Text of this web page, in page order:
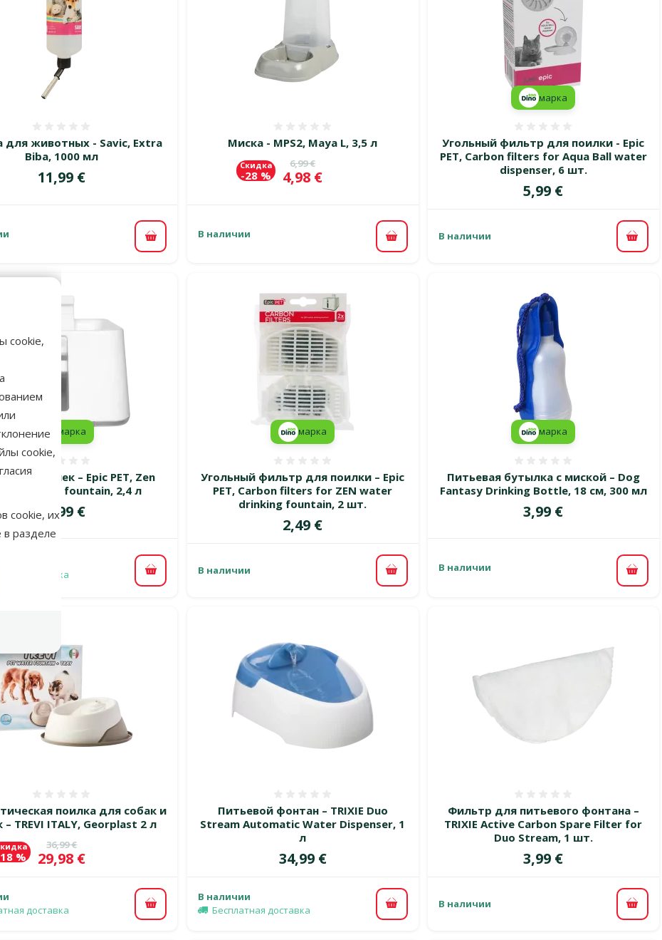
cookie,
cookie,
cookie, их
в разделе
для животных - Savic, Extra
Biba, 1000 мл
Цена
11,99 €
В корзину
Миска - MPS2, Maya L, 3,5 л
Исходная цена
6,99 €
Цена
4,98 €
Скидка
-28 %
В наличии
В корзину
Угольный фильтр для поилки - Epic
PET, Carbon filters for Aqua Ball water
dispenser, 6 шт.
Цена
5,99 €
марка
В наличии В
для кошек – Epic PET, Zen
drinking fountain, 2,4 л
Цена
44,99 €
марка
доставка
В корзину
Угольный фильтр для поилки – Epic
PET, Carbon filters for ZEN water
drinking fountain, 2 шт.
Цена
2,49 €
марка
В наличии В корзину
Питьевая бутылка с миской – Dog
Fantasy Drinking Bottle, 18 см, 300 мл
Цена
3,99 €
марка
В наличии
В
поилка для собак и
TREVI ITALY, Georplast 2 л
Исходная цена
36,99 €
Цена
29,98 €
%
доставка
В корзину
Питьевой фонтан – TRIXIE Duo
Stream Automatic Water Dispenser, 1
л
Цена
34,99 €
В наличии
Бесплатная доставка
В корзину
Фильтр для питьевого фонтана –
TRIXIE Active Carbon Spare Filter for
Duo Stream, 1 шт.
Цена
3,99 €
В наличии В